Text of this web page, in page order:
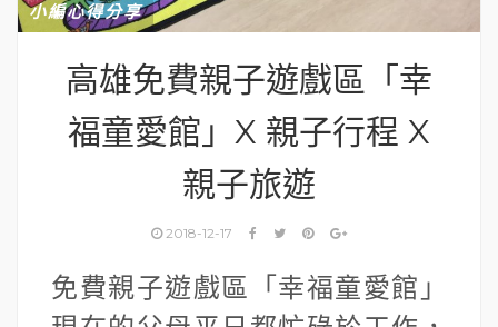
小編心得分享
高雄免費親子遊戲區「幸
福童愛館」X 親子行程 X
親子旅遊
2018-12-17
免費親子遊戲區「幸福童愛館」